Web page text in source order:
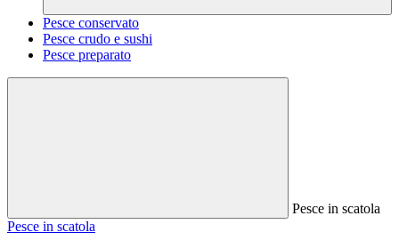
Pesce conservato
Pesce crudo e sushi
Pesce preparato
Pesce in scatola
Pesce in scatola